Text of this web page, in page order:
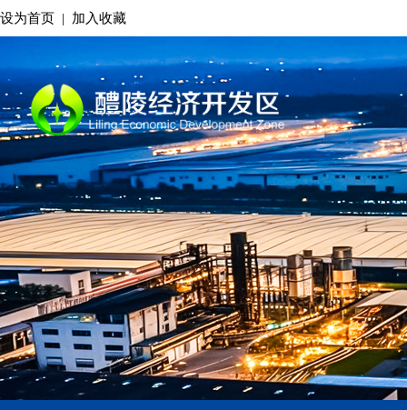
设为首页 | 加入收藏